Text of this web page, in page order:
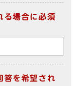
る場合に必須
答を希望され